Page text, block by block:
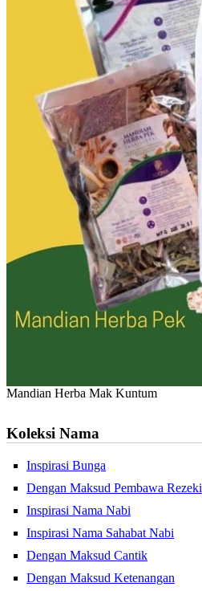
Mandian Herba Mak Kuntum
Koleksi Nama
Inspirasi Bunga
Dengan Maksud Pembawa Rezeki
Inspirasi Nama Nabi
Inspirasi Nama Sahabat Nabi
Dengan Maksud Cantik
Dengan Maksud Ketenangan